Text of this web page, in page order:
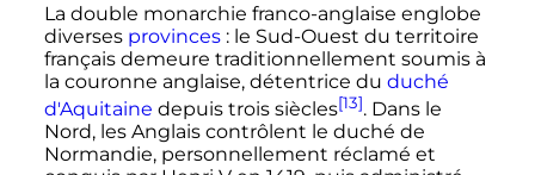
La double monarchie franco-anglaise englobe
diverses provinces : le Sud-Ouest du territoire
français demeure traditionnellement soumis à
la couronne anglaise, détentrice du duché
d'Aquitaine depuis trois siècles[13]. Dans le
Nord, les Anglais contrôlent le duché de
Normandie, personnellement réclamé et